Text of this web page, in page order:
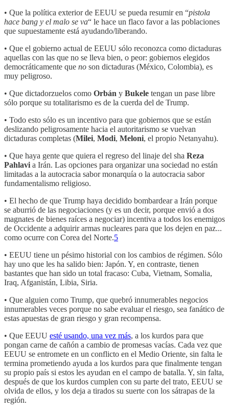
• Que la política exterior de EEUU se pueda resumir en “pistola
hace bang y el malo se va“ le hace un flaco favor a las poblaciones
que supuestamente está ayudando/liberando.
• Que el gobierno actual de EEUU sólo reconozca como dictaduras
aquellas con las que no se lleva bien, o peor: gobiernos elegidos
democráticamente que no son dictaduras (México, Colombia), es
muy peligroso.
• Que dictadorzuelos como Orbán y Bukele tengan un pase libre
sólo porque su totalitarismo es de la cuerda del de Trump.
• Todo esto sólo es un incentivo para que gobiernos que se están
deslizando peligrosamente hacia el autoritarismo se vuelvan
dictaduras completas (Milei, Modi, Meloni, el propio Netanyahu).
• Que haya gente que quiera el regreso del linaje del sha Reza
Pahlavi a Irán. Las opciones para organizar una sociedad no están
limitadas a la autocracia sabor monarquía o la autocracia sabor
fundamentalismo religioso.
• El hecho de que Trump haya decidido bombardear a Irán porque
se aburrió de las negociaciones (y es un decir, porque envió a dos
magnates de bienes raíces a negociar) incentiva a todos los enemigos
de Occidente a adquirir armas nucleares para que los dejen en paz...
como ocurre con Corea del Norte.5
• EEUU tiene un pésimo historial con los cambios de régimen. Sólo
hay uno que les ha salido bien: Japón. Y, en contraste, tienen
bastantes que han sido un total fracaso: Cuba, Vietnam, Somalia,
Iraq, Afganistán, Libia, Siria.
• Que alguien como Trump, que quebró innumerables negocios
innumerables veces porque no sabe evaluar el riesgo, sea fanático de
estas apuestas de gran riesgo y gran recompensa.
• Que EEUU esté usando, una vez más, a los kurdos para que
pongan carne de cañón a cambio de promesas vacías. Cada vez que
EEUU se entromete en un conflicto en el Medio Oriente, sin falta le
termina prometiendo ayuda a los kurdos para que finalmente tengan
su propio país si estos les ayudan en el campo de batalla. Y, sin falta,
después de que los kurdos cumplen con su parte del trato, EEUU se
olvida de ellos, y los deja a tirados su suerte con los sátrapas de la
región.